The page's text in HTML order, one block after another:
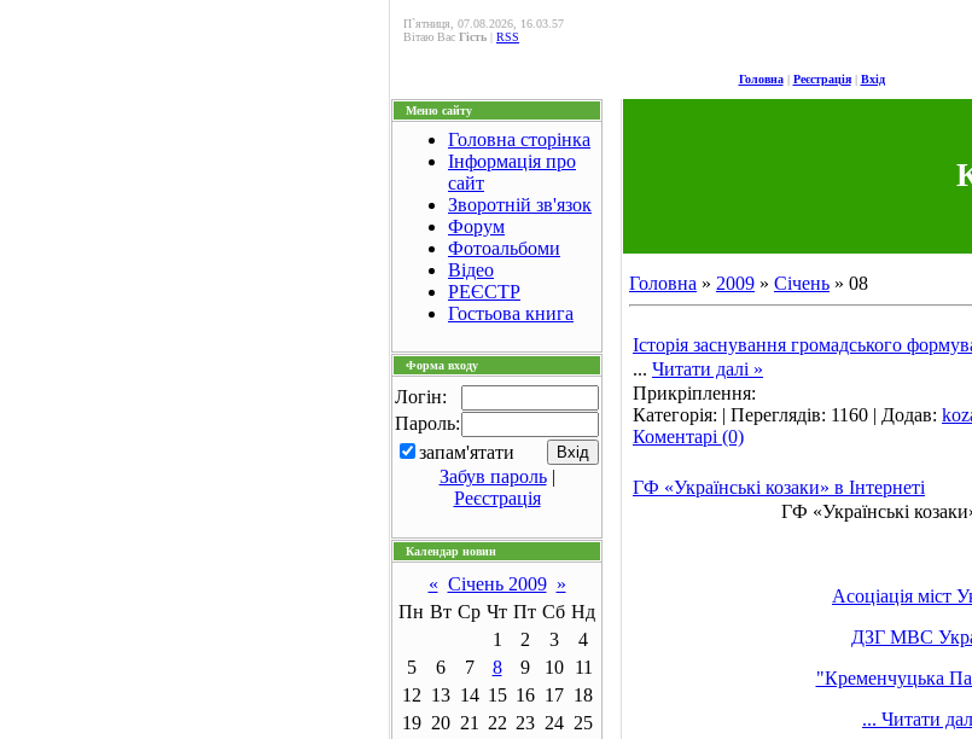
П`ятниця, 07.08.2026, 16.03.57
Вітаю Вас Гість | RSS
Головна| Реєстрація| Вхід
Меню сайту
Головна сторінка
Інформація про
сайт
Зворотній зв'язок
Форум
Фотоальбоми
Відео
РЕЄСТР
Гостьова книга
Форма входу
Логін:
Пароль:
запам'ятати
Забув пароль|
Реєстрація
Календар новин
« Січень 2009 »
Пн Вт Ср Чт Пт Сб Нд
1
2 3
4
5
6 7 8 9 10
11
12 13 14 15 16 17 18
19 20 21 22 23 24 25
Головна » 2009 » Січень » 08
Історія заснування громадського
... Читати далі »
Прикріплення:
Категорія: | Переглядів: 1160 | Додав:
Коментарі (0)
ГФ «Українські козаки» в Інтернеті
ГФ «Українські
Асоціація міст
ДЗГ МВС
"Кременчуцька
... Читати